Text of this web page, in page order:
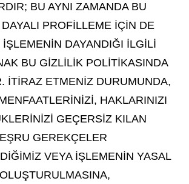
BU AYNI ZAMANDA BU
PROFİLLEME İÇİN DE
DAYANDIĞI İLGİLİ
BU GİZLİLİK POLİTİKASINDA
İTİRAZ ETMENİZ DURUMUNDA,
HAKLARINIZI
GEÇERSİZ KILAN
GEREKÇELER
VEYA İŞLEMENİN YASAL